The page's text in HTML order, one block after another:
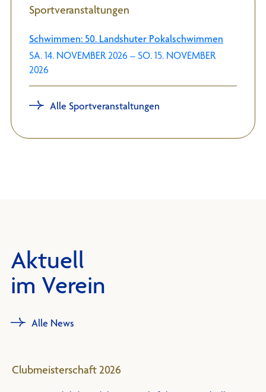
Sportveranstaltungen
Schwimmen: 50. Landshuter Pokalschwimmen
SA. 14. NOVEMBER 2026 – SO. 15. NOVEMBER
2026
Alle Sportveranstaltungen
Aktuell
im Verein
Alle News
Clubmeisterschaft 2026